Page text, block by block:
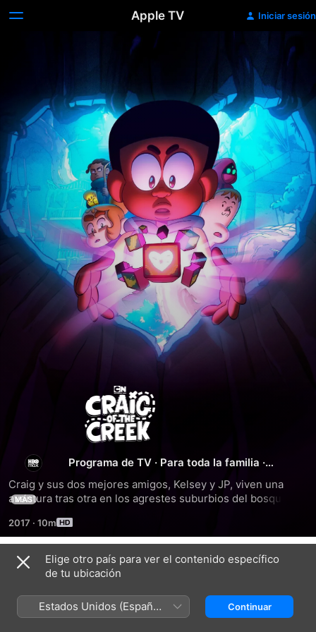
Apple TV Iniciar sesión
El
Mundo
De
Craig
Programa de TV · Para toda la familia ·
Craig y sus dos mejores amigos, Kelsey y JP, viven una
aventura tras otra en los agrestes suburbios del bosque, un
verdadera sociedad infantil.
MÁS
2017 · 10m
Temporada 1
Elige otro país para ver el contenido específico
de tu ubicación
Estados Unidos (Español
México)
Continuar